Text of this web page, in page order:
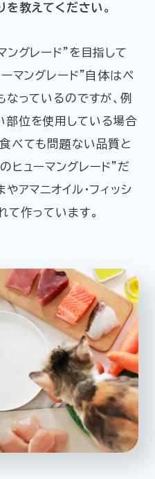
教えてください。
ングレード”を目指して
マングレード”自体はペ
なっているのですが、例
部位を使用している場合
べても問題ない品質と
ヒューマングレード”だ
アマニオイル・フィッシ
て作っています。